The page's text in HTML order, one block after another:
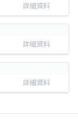
詳細資料
詳細資料
詳細資料